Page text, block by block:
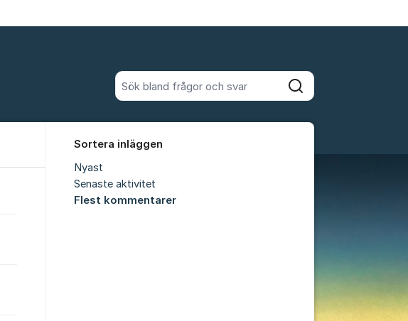
Sök bland alla inlägg
Sök
Sortera inläggen
Nyast
Senaste aktivitet
Flest kommentarer